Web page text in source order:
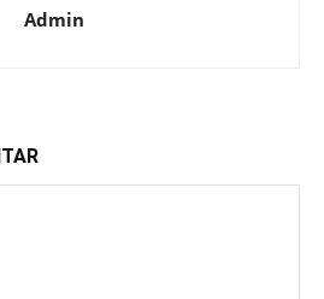
Admin